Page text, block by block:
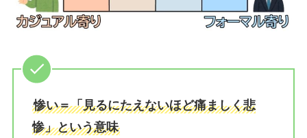
惨い＝「見るにたえないほど痛ましく悲
惨」という意味